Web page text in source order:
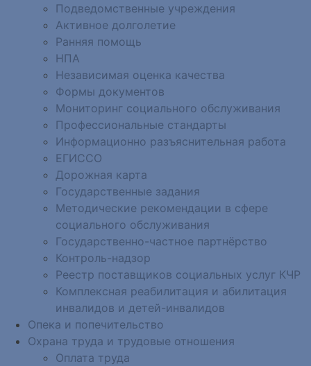
Подведомственные учреждения
Активное долголетие
Ранняя помощь
НПА
Независимая оценка качества
Формы документов
Мониторинг социального обслуживания
Профессиональные стандарты
Информационно разъяснительная работа
ЕГИССО
Дорожная карта
Государственные задания
Методические рекомендации в сфере
социального обслуживания
Государственно-частное партнёрство
Контроль-надзор
Реестр поставщиков социальных услуг КЧР
Комплексная реабилитация и абилитация
инвалидов и детей-инвалидов
Опека и попечительство
Охрана труда и трудовые отношения
Оплата труда